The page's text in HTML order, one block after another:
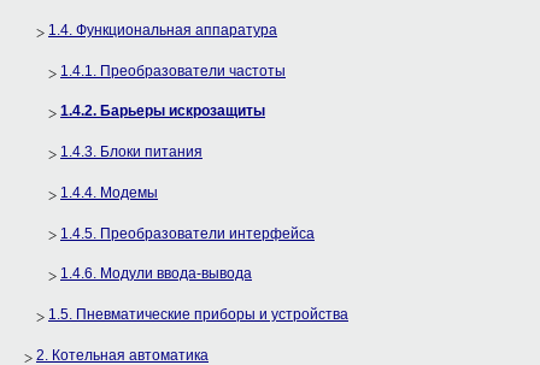
1.4. Функциональная аппаратура
1.4.1. Преобразователи частоты
1.4.2. Барьеры искрозащиты
1.4.3. Блоки питания
1.4.4. Модемы
1.4.5. Преобразователи интерфейса
1.4.6. Модули ввода-вывода
1.5. Пневматические приборы и устройства
2. Котельная автоматика